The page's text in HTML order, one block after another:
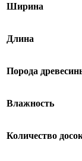
Ширина
Длина
Порода
Влажность
Количество